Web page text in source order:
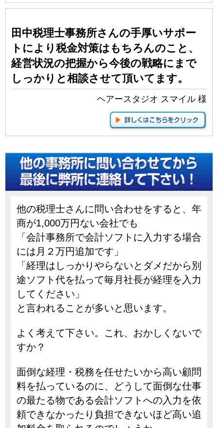
田中税理士事務所さんの手厚いサポー
トにより税金対策は もちろんのこと、
経営状況の把握から今後の戦略にまで
しっかりと相談させて頂いてます。
ヘアースタジオ スマイル 様
他の税理士さんに問い合わせをすると、年
商が1,000万円ない会社でも
「会計事務所で会計ソフトに入力する場合
には月２万円追加です」
「経理はしっかりやらないとダメだから別
途ソフト代を払って毎月社長が経理を入力
してください」
と言われることが多いと思います。
よく考えて下さい。これ、おかしくないで
すか？
面倒な経理・税務を任せたいから高い顧問
料を払っているのに、どうして面倒な仕事
の最たる物である会計ソフトへの入力を依
頼できなかったり負担できないほど高い追